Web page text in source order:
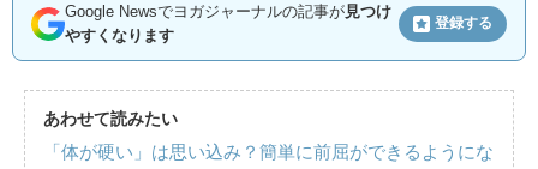
Google Newsでヨガジャーナルの記事が見つけ
やすくなります
登録する
あわせて読みたい
「体が硬い」は思い込み？簡単に前屈ができるようにな